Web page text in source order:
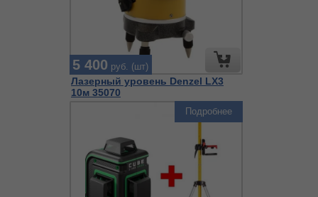
Лазерный уровень Denzel LX3
10м 35070
5 400 руб. (шт)
Подробнее